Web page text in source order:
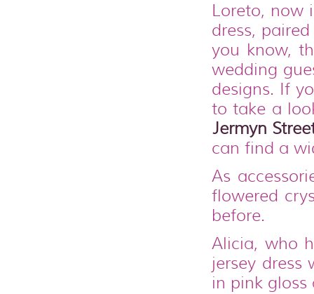
Loreto, now
dress,
you know,
wedding
designs. If
to take a
Jermyn
can find a
As
flowered
before.
Alicia, who
jersey dress
in pink